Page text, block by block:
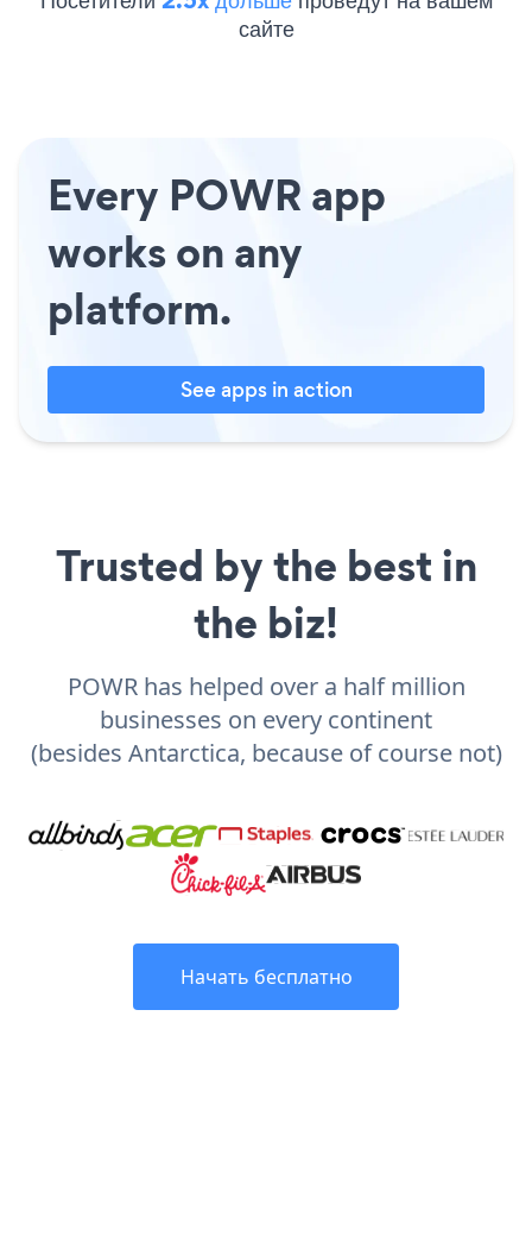
сайте
Every POWR app
works on any
platform.
See apps in action
Trusted by the best in
the biz!
POWR has helped over a half million
businesses on every continent
(besides Antarctica, because of course not)
Начать бесплатно